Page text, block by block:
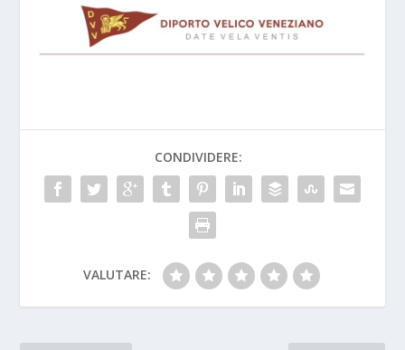
CONDIVIDERE:
VALUTARE: